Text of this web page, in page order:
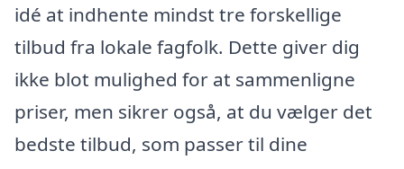
idé at indhente mindst tre forskellige
tilbud fra lokale fagfolk. Dette giver dig
ikke blot mulighed for at sammenligne
priser, men sikrer også, at du vælger det
bedste tilbud, som passer til dine